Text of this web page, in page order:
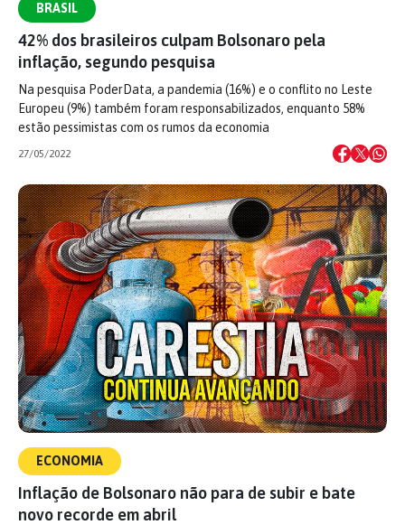
BRASIL
42% dos brasileiros culpam Bolsonaro pela
inflação, segundo pesquisa
Na pesquisa PoderData, a pandemia (16%) e o conflito no Leste
Europeu (9%) também foram responsabilizados, enquanto 58%
estão pessimistas com os rumos da economia
27/05/2022
ECONOMIA
Inflação de Bolsonaro não para de subir e bate
novo recorde em abril